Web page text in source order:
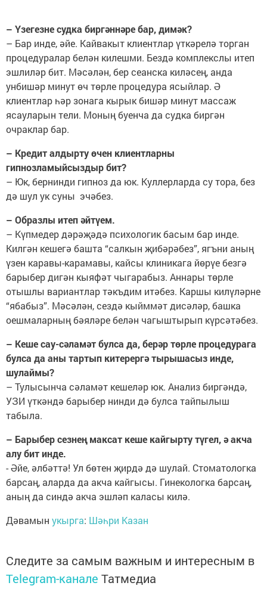
– Үзегезне судка биргәннәре бар, димәк?
– Бар инде, әйе. Кайвакыт клиентлар үткәрелә торган
процедуралар белән килешми. Бездә комплекслы итеп
эшлиләр бит. Мәсәлән, бер сеанска киләсең, анда
унбишәр минут өч төрле процедура ясыйлар. Ә
клиентлар һәр зонага кырык бишәр минут массаж
ясауларын тели. Моның буенча да судка биргән
очраклар бар.
– Кредит алдырту өчен клиентларны
гипнозламыйсыздыр бит?
– Юк, бернинди гипноз да юк. Куллерларда су тора, без
дә шул ук суны эчәбез.
– Образлы итеп әйтүем.
– Күпмедер дәрәҗәдә психологик басым бар инде.
Килгән кешегә башта “салкын җибәрәбез”, ягъни аның
үзен каравы-карамавы, кайсы клиникага йөрүе безгә
барыбер дигән кыяфәт чыгарабыз. Аннары төрле
отышлы вариантлар тәкъдим итәбез. Каршы килүләрне
“ябабыз”. Мәсәлән, сездә кыйммәт дисәләр, башка
оешмаларның бәяләре белән чагыштырып күрсәтәбез.
– Кеше сау-сәламәт булса да, берәр төрле процедурага
булса да аны тартып китерергә тырышасыз инде,
шулаймы?
– Тулысынча сәламәт кешеләр юк. Анализ биргәндә,
УЗИ үткәндә барыбер нинди дә булса тайпылыш
табыла.
– Барыбер сезнең максат кеше кайгырту түгел, ә акча
алу бит инде.
- Әйе, әлбәттә! Ул бөтен җирдә дә шулай. Стоматологка
барсаң, аларда да акча кайгысы. Гинекологка барсаң,
аның да синдә акча эшләп каласы килә.
Дәвамын укырга: Шәһри Казан
Следите за самым важным и интересным в
Telegram-канале Татмедиа